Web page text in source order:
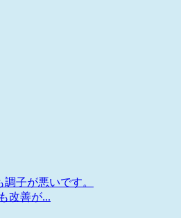
子が悪いです。
改善が...